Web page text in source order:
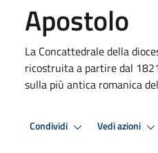
Apostolo
La Concattedrale della
ricostruita a partire dal
sulla più antica romanica
Condividi Vedi azioni